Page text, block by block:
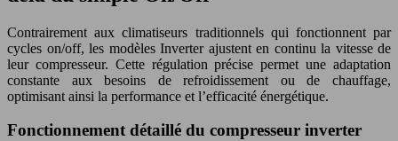
Contrairement aux climatiseurs traditionnels qui fonctionnent par
cycles on/off, les modèles Inverter ajustent en continu la vitesse de
leur compresseur. Cette régulation précise permet une adaptation
constante aux besoins de refroidissement ou de chauffage,
optimisant ainsi la performance et l’efficacité énergétique.
Fonctionnement détaillé du compresseur inverter